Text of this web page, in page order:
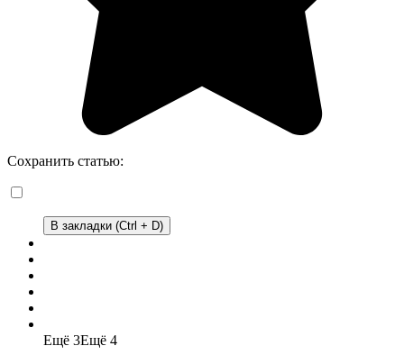
Сохранить статью:
В закладки (Ctrl + D)
Ещё 3Ещё 4